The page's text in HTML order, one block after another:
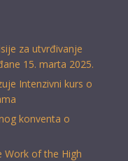
za utvrđivanje
15. marta 2025.
Intenzivni kurs o
konventa o
Work of the High